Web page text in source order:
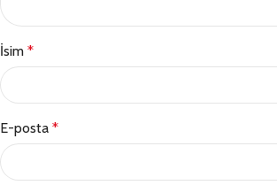
İsim *
E-posta *